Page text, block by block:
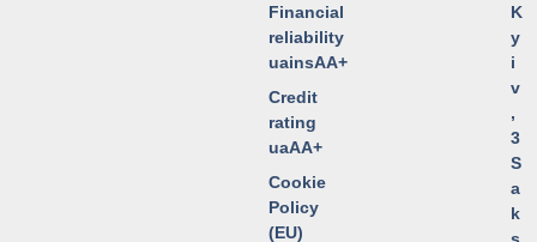
Financial
reliability
uainsAA+
Credit
rating
uaAA+
Cookie
Policy
(EU)
K
y
i
v
,
3
S
a
k